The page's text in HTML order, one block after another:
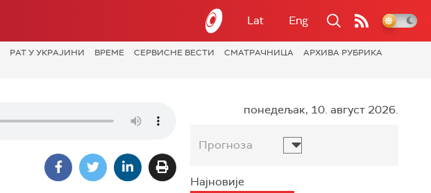
Lat Eng
РАТ У УКРАЈИНИ ВРЕМЕ СЕРВИСНЕ ВЕСТИ СМАТРАЧНИЦА
АРХИВА РУБРИКА
понедељак, 10. август 2026.
Прогноза
Најновије